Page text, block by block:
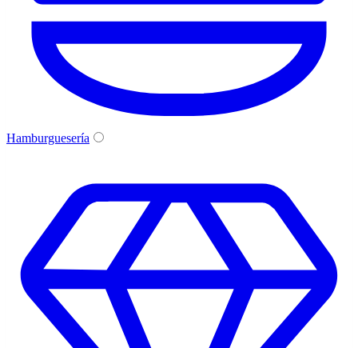
Hamburguesería